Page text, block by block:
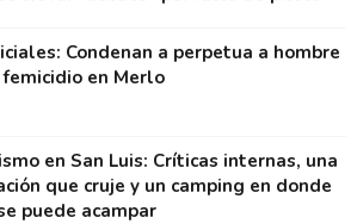
Condenan a perpetua a hombre
femicidio en Merlo
en San Luis: Críticas internas, una
que cruje y un camping en donde
puede acampar